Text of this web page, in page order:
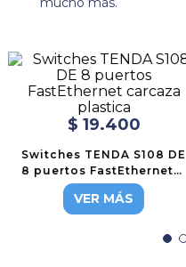
$ 19.400
Switches TENDA S108 DE
8 puertos FastEthernet
carcaza plastica
VER MÁS